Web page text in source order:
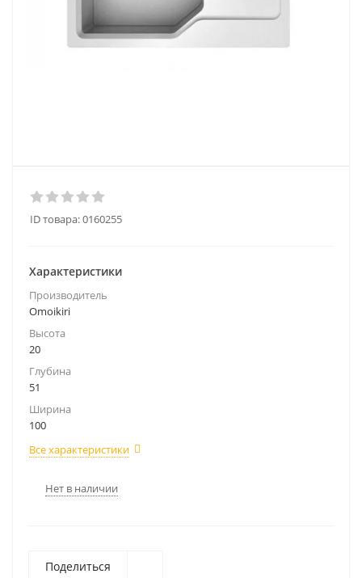
ID товара:0160255
Характеристики
Производитель
Omoikiri
Высота
20
Глубина
51
Ширина
100
Все характеристики
Нет в наличии
Поделиться